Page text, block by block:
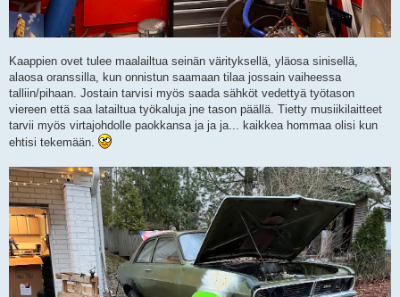
Kaappien ovet tulee maalailtua seinän värityksellä, yläosa sinisellä,
alaosa oranssilla, kun onnistun saamaan tilaa jossain vaiheessa
talliin/pihaan. Jostain tarvisi myös saada sähköt vedettyä työtason
viereen että saa latailtua työkaluja jne tason päällä. Tietty musiikilaitteet
tarvii myös virtajohdolle paokkansa ja ja ja... kaikkea hommaa olisi kun
ehtisi tekemään.